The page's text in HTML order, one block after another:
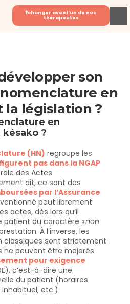
Échanger avec l'un de nos
thérapeutes
son
en
la législation ?
en
?
(HN) regroupe les
pas dans la NGAP
des Actes
dit, ce sont des
par l’Assurance
peut librement
actes, dès lors qu’il
patient du caractère « non
À l’inverse, les
classiques sont strictement
ne peuvent être majorés
pour exigence
c’est-à-dire une
du patient (horaires
etc.)